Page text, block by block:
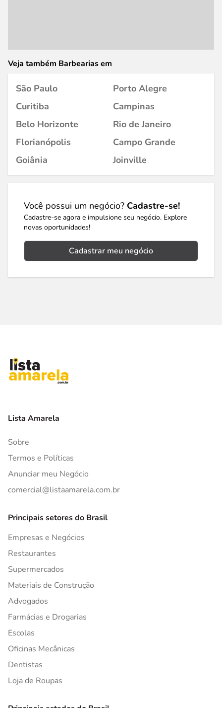
Veja também Barbearias em
São Paulo
Porto Alegre
Curitiba
Campinas
Belo Horizonte
Rio de Janeiro
Florianópolis
Campo Grande
Goiânia
Joinville
Você possui um negócio? Cadastre-se!
Cadastre-se agora e impulsione seu negócio. Explore
novas oportunidades!
Cadastrar meu negócio
Lista Amarela
Sobre
Termos e Políticas
Anunciar meu Negócio
comercial@listaamarela.com.br
Principais setores do Brasil
Empresas e Negócios
Restaurantes
Supermercados
Materiais de Construção
Advogados
Farmácias e Drogarias
Escolas
Oficinas Mecânicas
Dentistas
Loja de Roupas